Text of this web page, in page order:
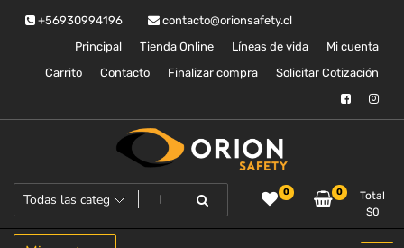
+56930994196
contacto@orionsafety.cl
Principal
Tienda Online Líneas de vida
Mi cuenta
Carrito
Contacto Finalizar compra Solicitar Cotización
Orion Safety
Equipos de proteccion personal 0 0
Total
$0